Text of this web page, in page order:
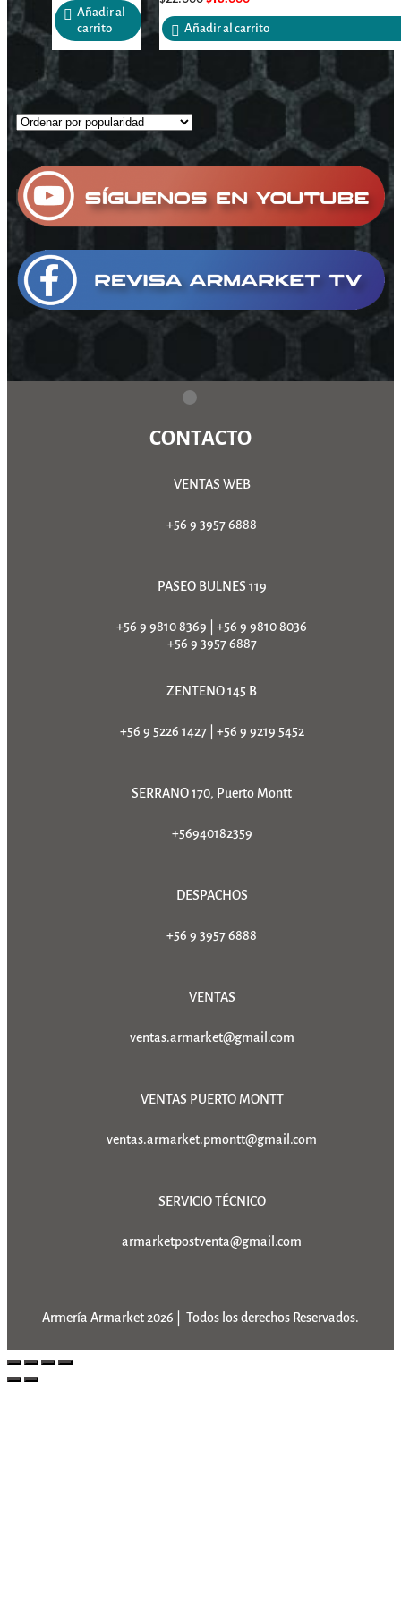
Añadir al
carrito
Añadir al carrito
CONTACTO
VENTAS WEB
+56 9 3957 6888
PASEO BULNES 119
+56 9 9810 8369
+56 9 9810 8036
+56 9 3957 6887
ZENTENO 145 B
+56 9 5226 1427| +56 9 9219 5452
SERRANO 170, Puerto Montt
+56940182359
DESPACHOS
+56 9 3957 6888
VENTAS
ventas.armarket@gmail.com
VENTAS PUERTO MONTT
ventas.armarket.pmontt@gmail.com
SERVICIO TÉCNICO
armarketpostventa@gmail.com
Armería Armarket 2026 | Todos los derechos Reservados.